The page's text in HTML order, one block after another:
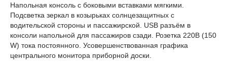
Напольная консоль с боковыми вставками мягкими.
Подсветка зеркал в козырьках солнцезащитных с
водительской стороны и пассажирской. USB разъём в
консоли напольной для пассажиров сзади. Розетка 220В (150
W) тока постоянного. Усовершенствованная графика
центрального монитора приборной доски.